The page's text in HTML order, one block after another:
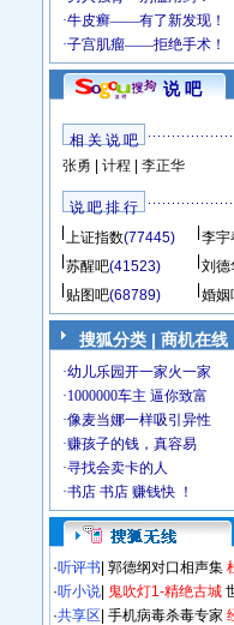
说 吧
相 关 说 吧
张勇
计程 李正华
说 吧 排 行
上证指数(77445) 李宇
苏醒吧(41523) 刘德
贴图吧(68789) 婚姻
搜狐分类 | 商机在线
·听评书 郭德纲对口相声集
·听小说 鬼吹灯1-精绝古城
·共享区 手机病毒杀毒专家